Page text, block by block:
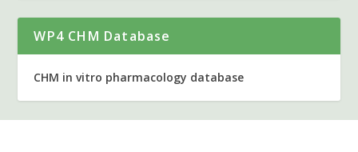
WP4 CHM Database
CHM in vitro pharmacology database